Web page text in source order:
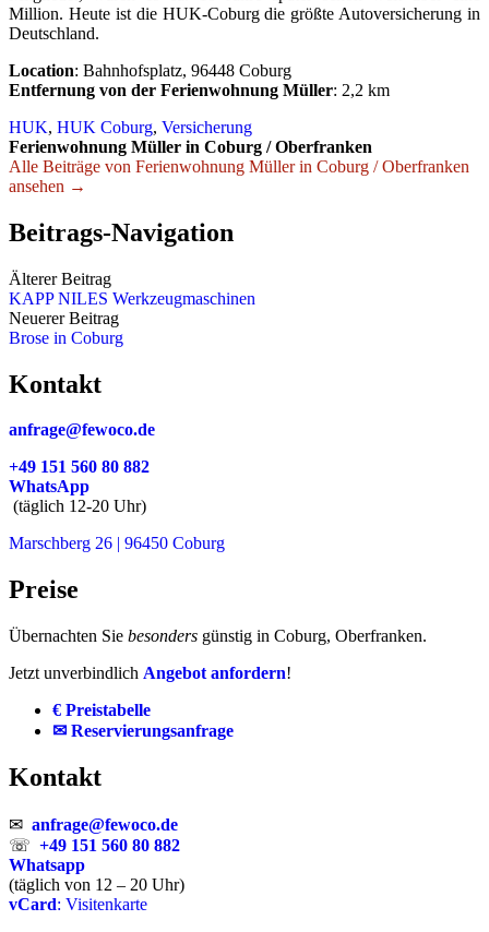
Million. Heute ist die HUK-Coburg die größte Autoversicherung in
Deutschland.
Location: Bahnhofsplatz, 96448 Coburg
Entfernung von der Ferienwohnung Müller: 2,2 km
HUK, HUK Coburg, Versicherung
Ferienwohnung Müller in Coburg / Oberfranken
Alle Beiträge von Ferienwohnung Müller in Coburg / Oberfranken
ansehen →
Beitrags-Navigation
Älterer Beitrag
KAPP NILES Werkzeugmaschinen
Neuerer Beitrag
Brose in Coburg
Kontakt
anfrage@fewoco.de
+49 151 560 80 882
WhatsApp
(täglich 12-20 Uhr)
Marschberg 26 | 96450 Coburg
Preise
Übernachten Sie besonders günstig in Coburg, Oberfranken.
Jetzt unverbindlich Angebot anfordern!
€ Preistabelle
✉ Reservierungsanfrage
Kontakt
✉ anfrage@fewoco.de
☏ +49 151 560 80 882
Whatsapp
(täglich von 12 – 20 Uhr)
vCard: Visitenkarte